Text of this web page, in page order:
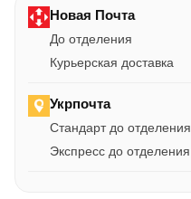
Новая Почта
До отделения
Курьерская доставка
Укрпочта
Стандарт до отделения
Экспресс до отделения